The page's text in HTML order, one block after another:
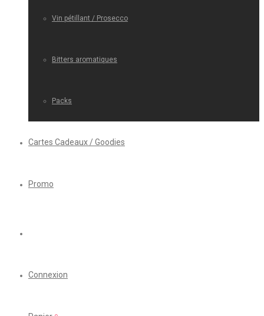
Vin pétillant / Prosecco
Bitters aromatiques
Packs
Cartes Cadeaux / Goodies
Promo
Connexion